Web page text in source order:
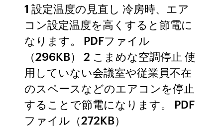
1 設定温度の見直し 冷房時、エア
コン設定温度を高くすると節電に
なります。 PDFファイル
（296KB） 2 こまめな空調停止 使
用していない会議室や従業員不在
のスペースなどのエアコンを停止
することで節電になります。 PDF
ファイル（272KB）